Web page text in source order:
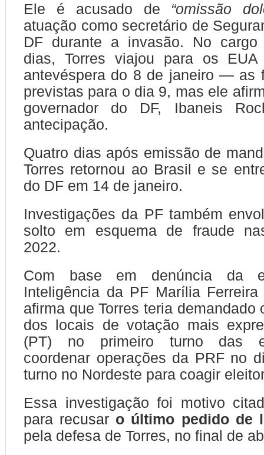
Ele é acusado de “omissão
atuação como secretário de
DF durante a invasão. No cargo
dias, Torres viajou para os
antevéspera do 8 de janeiro — as
previstas para o dia 9, mas ele
governador do DF, Ibaneis
antecipação.
Quatro dias após emissão de
Torres retornou ao Brasil e se
do DF em 14 de janeiro.
Investigações da PF também
solto em esquema de fraude
2022.
Com base em denúncia da
Inteligência da PF Marília
afirma que Torres teria demandado
dos locais de votação mais
(PT) no primeiro turno das
coordenar operações da PRF no
turno no Nordeste para coagir
Essa investigação foi motivo
para recusar o último pedido de
pela defesa de Torres, no final de